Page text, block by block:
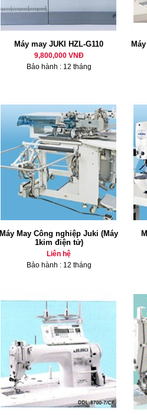
Máy may JUKI HZL-G110
9,800,000 VNĐ
Bảo hành : 12 tháng
Máy May Công nghiệp Juki (Máy
1kim điện tử)
Liên hệ
Bảo hành : 12 tháng